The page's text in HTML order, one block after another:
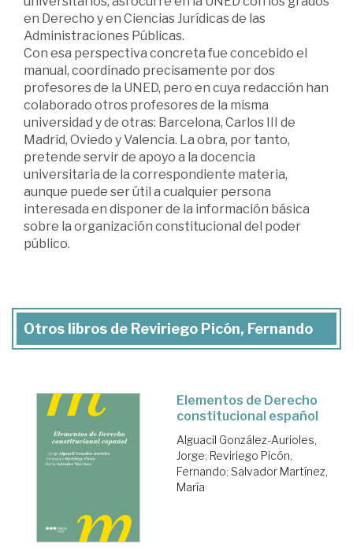
en Derecho y en Ciencias Jurídicas de las
Administraciones Públicas.
Con esa perspectiva concreta fue concebido el
manual, coordinado precisamente por dos
profesores de la UNED, pero en cuya redacción han
colaborado otros profesores de la misma
universidad y de otras: Barcelona, Carlos III de
Madrid, Oviedo y Valencia. La obra, por tanto,
pretende servir de apoyo a la docencia
universitaria de la correspondiente materia,
aunque puede ser útil a cualquier persona
interesada en disponer de la información básica
sobre la organización constitucional del poder
público.
Otros libros de Reviriego Picón, Fernando
Elementos de Derecho
constitucional español
Alguacil González-Aurioles,
Jorge; Reviriego Picón,
Fernando; Salvador Martínez,
María